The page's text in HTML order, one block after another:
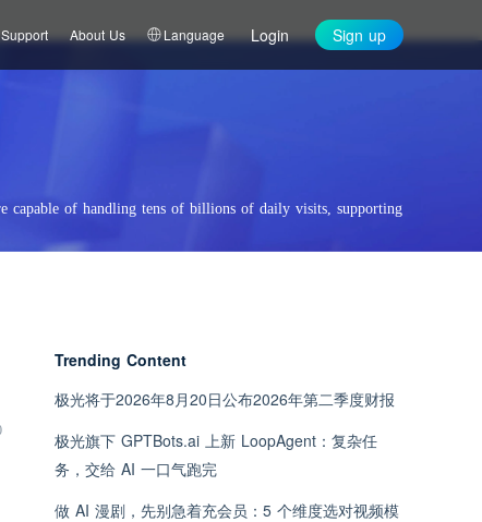
Support About Us Language Login Sign up
capable of handling tens of billions of daily visits, supporting
Trending Content
极光将于2026年8月20日公布2026年第二季度财报
极光旗下 GPTBots.ai 上新 LoopAgent：复杂任
务，交给 AI 一口气跑完
做 AI 漫剧，先别急着充会员：5 个维度选对视频模